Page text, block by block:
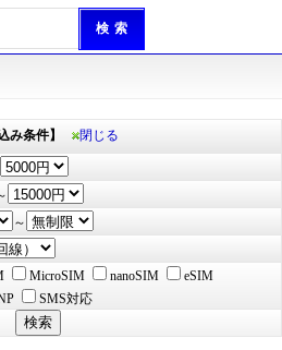
み条件】
閉じる
～
MicroSIM nanoSIM
eSIM
SMS対応